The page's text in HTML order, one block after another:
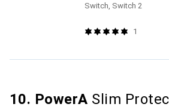
Switch, Switch 2
1
10. PowerA Slim